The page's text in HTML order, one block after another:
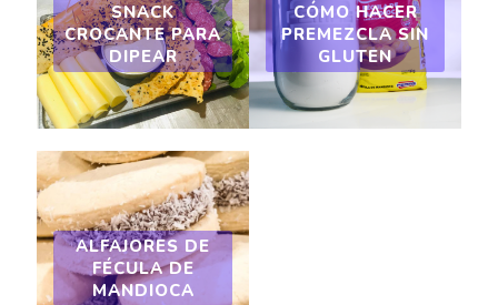
SNACK
CROCANTE PARA
DIPEAR
CÓMO HACER
PREMEZCLA SIN
GLUTEN
ALFAJORES DE
FÉCULA DE
MANDIOCA